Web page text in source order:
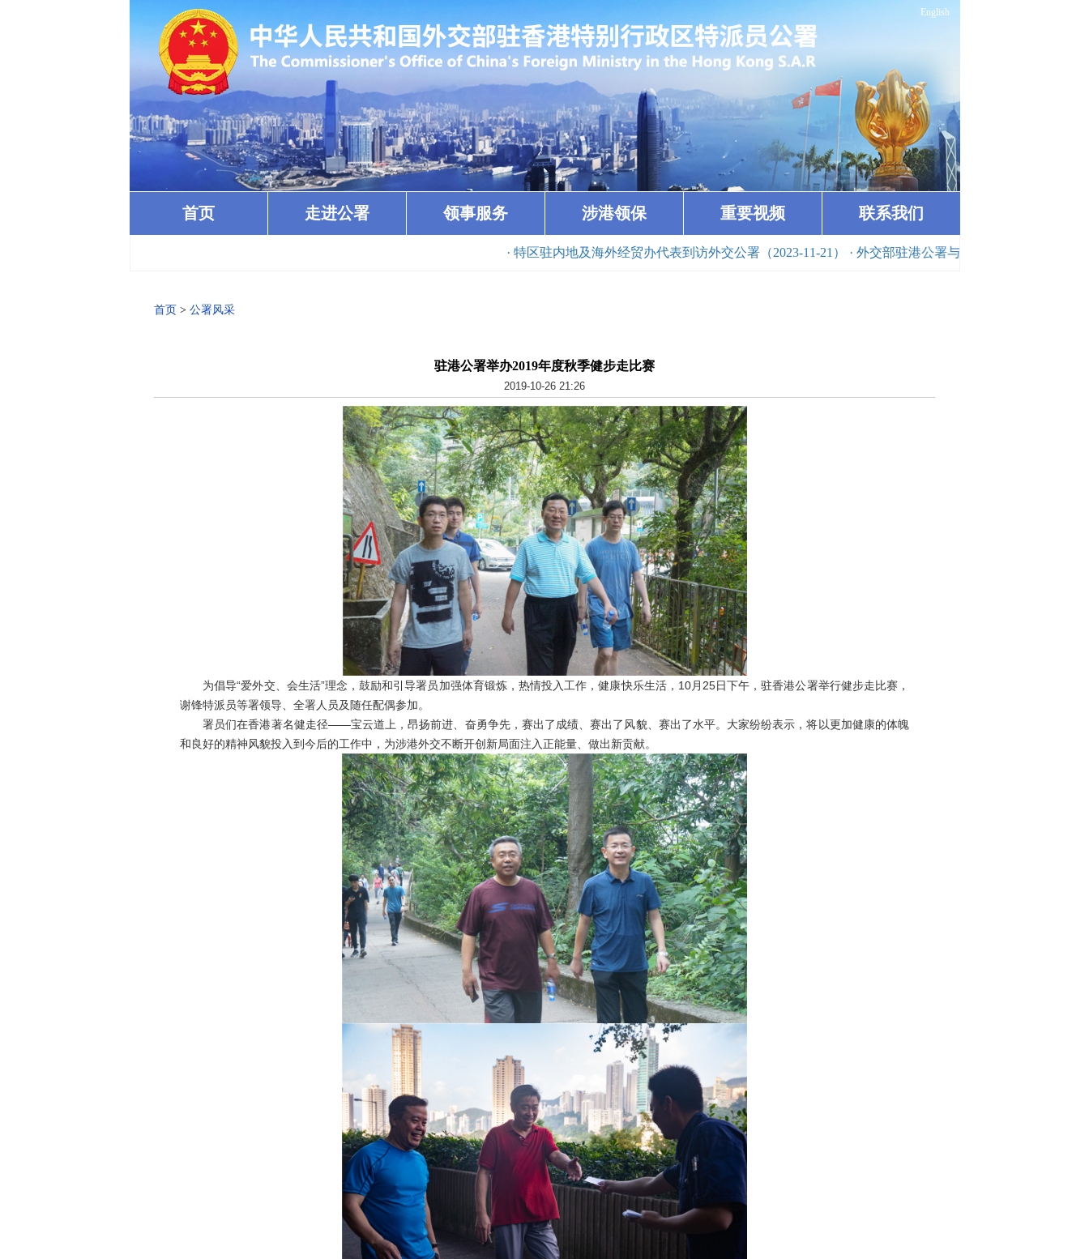
English
首页 走进公署 领事服务 涉港领保 重要视频 联系我们
· 特区驻内地及海外经贸办代表到访外交公署（2023-11-21） · 外交部驻港公署与香港特区政府律政司共同举办“融通与发
首页 > 公署风采
驻港公署举办2019年度秋季健步走比赛
2019-10-26 21:26
为倡导“爱外交、会生活”理念，鼓励和引导署员加强体育锻炼，热情投入工作，健康快乐生活，10月25日下午，驻香港公署举行健步走比赛，
谢锋特派员等署领导、全署人员及随任配偶参加。
署员们在香港著名健走径——宝云道上，昂扬前进、奋勇争先，赛出了成绩、赛出了风貌、赛出了水平。大家纷纷表示，将以更加健康的体魄
和良好的精神风貌投入到今后的工作中，为涉港外交不断开创新局面注入正能量、做出新贡献。